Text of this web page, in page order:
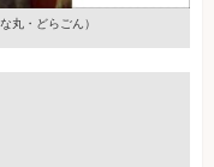
丸・どらごん）